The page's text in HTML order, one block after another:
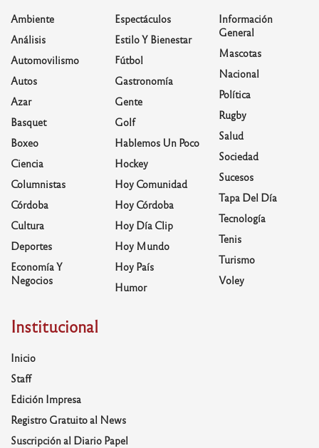
Ambiente
Análisis
Automovilismo
Autos
Azar
Basquet
Boxeo
Ciencia
Columnistas
Córdoba
Cultura
Deportes
Economía Y
Negocios
Espectáculos
Estilo Y Bienestar
Fútbol
Gastronomía
Gente
Golf
Hablemos Un Poco
Hockey
Hoy Comunidad
Hoy Córdoba
Hoy Día Clip
Hoy Mundo
Hoy País
Humor
Información
General
Mascotas
Nacional
Política
Rugby
Salud
Sociedad
Sucesos
Tapa Del Día
Tecnología
Tenis
Turismo
Voley
Institucional
Inicio
Staff
Edición Impresa
Registro Gratuito al News
Suscripción al Diario Papel